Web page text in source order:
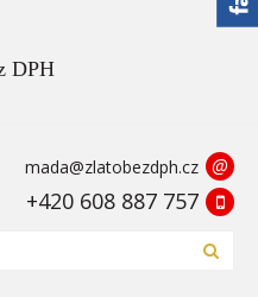
DPH
mada@zlatobezdph.cz @
+420 608 887 757